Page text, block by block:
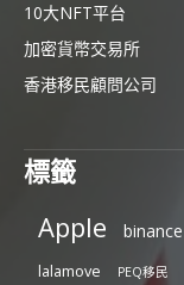
10大NFT平台
加密貨幣交易所
香港移民顧問公司
標籤
Apple binance
lalamove PEQ移民